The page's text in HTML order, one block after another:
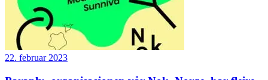
22. februar 2023